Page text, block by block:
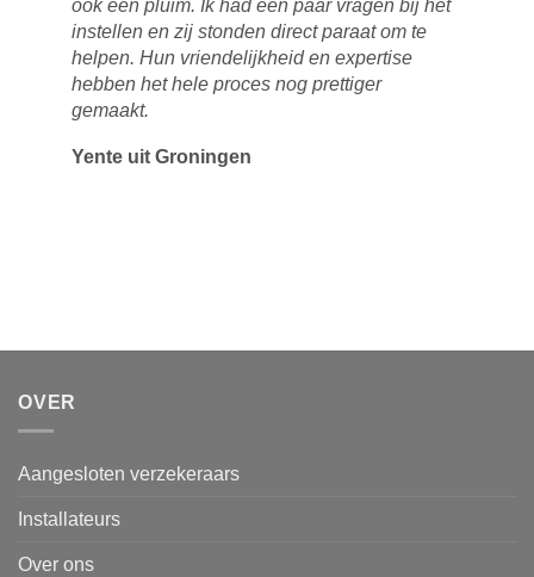
ook een pluim. Ik had een paar vragen bij het
instellen en zij stonden direct paraat om te
helpen. Hun vriendelijkheid en expertise
hebben het hele proces nog prettiger
gemaakt.
Yente uit Groningen
OVER
Aangesloten verzekeraars
Installateurs
Over ons